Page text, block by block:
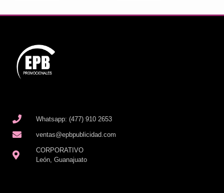
Whatsapp: (477) 910 2653
ventas@epbpublicidad.com
CORPORATIVO
León, Guanajuato